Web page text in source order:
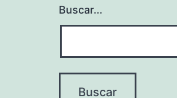
Buscar...